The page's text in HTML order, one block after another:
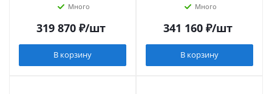
Много
319 870₽/шт
В корзину
Много
341 160₽/шт
В корзину